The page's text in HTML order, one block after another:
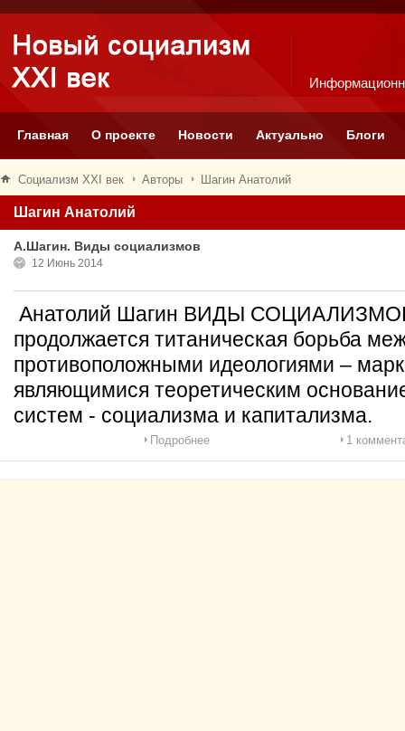
Главная О проекте Новости Актуально Блоги
Социализм XXI век Авторы Шагин Анатолий
Шагин Анатолий
А.Шагин. Виды социализмов
12 Июнь 2014
Анатолий Шагин ВИДЫ
продолжается титаническая борьба
противоположными идеологиями –
являющимися теоретическим
систем - социализма и капитализма.
Подробнее 1